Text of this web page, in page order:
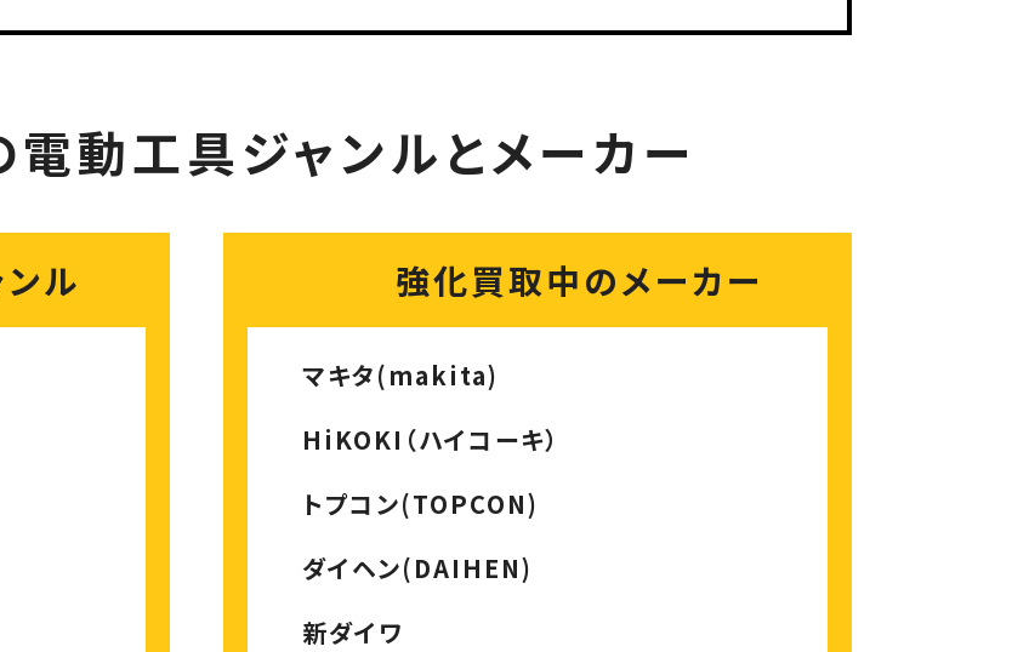
電動工具ジャンルとメーカー
ル 強化買取中のメーカー
マキタ(makita)
HiKOKI（ハイコーキ）
トプコン(TOPCON)
ダイヘン(DAIHEN)
新ダイワ